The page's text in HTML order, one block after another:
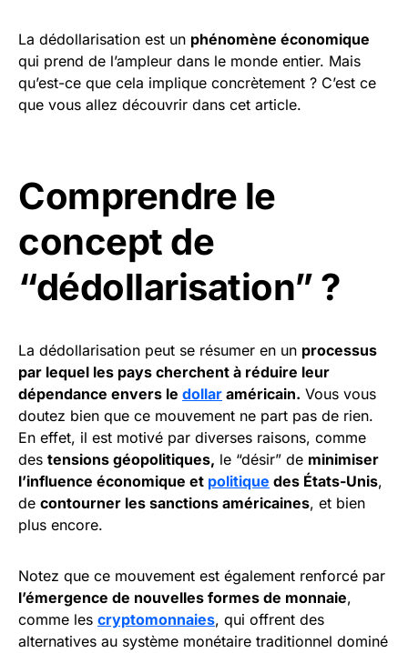
La dédollarisation est un phénomène économique
qui prend de l’ampleur dans le monde entier. Mais
qu’est-ce que cela implique concrètement ? C’est ce
que vous allez découvrir dans cet article.
Comprendre le
concept de
“dédollarisation” ?
La dédollarisation peut se résumer en un processus
par lequel les pays cherchent à réduire leur
dépendance envers le dollar américain. Vous vous
doutez bien que ce mouvement ne part pas de rien.
En effet, il est motivé par diverses raisons, comme
des tensions géopolitiques, le “désir” de minimiser
l’influence économique et politique des États-Unis,
de contourner les sanctions américaines, et bien
plus encore.
Notez que ce mouvement est également renforcé par
l’émergence de nouvelles formes de monnaie,
comme les cryptomonnaies, qui offrent des
alternatives au système monétaire traditionnel dominé